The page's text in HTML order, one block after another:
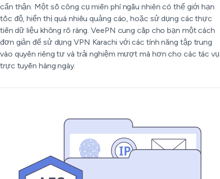
cẩn thận. Một số công cụ miễn phí ngẫu nhiên có thể giới hạn
tốc độ, hiển thị quá nhiều quảng cáo, hoặc sử dụng các thực
tiễn dữ liệu không rõ ràng. VeePN cung cấp cho bạn một cách
đơn giản để sử dụng VPN Karachi với các tính năng tập trung
vào quyền riêng tư và trải nghiệm mượt mà hơn cho các tác vụ
trực tuyến hàng ngày.